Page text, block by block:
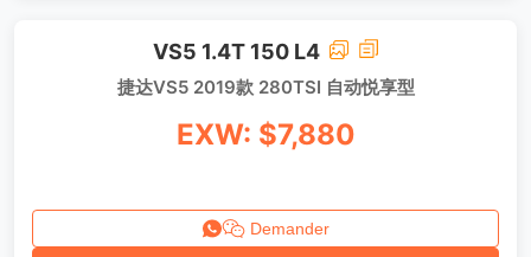
VS5 1.4T 150 L4
捷达VS5 2019款 280TSI 自动悦享型
EXW: $7,880
Demander